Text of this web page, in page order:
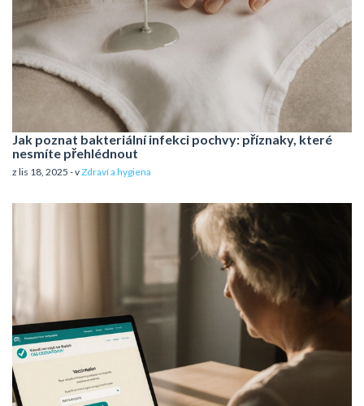
Jak poznat bakteriální infekci pochvy: příznaky, které
nesmíte přehlédnout
z lis 18, 2025 - vZdraví a hygiena